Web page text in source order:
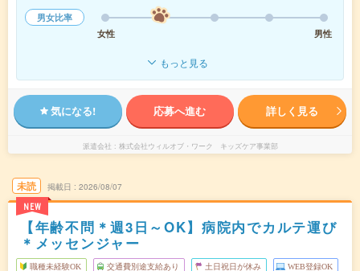
男女比率
女性
男性
もっと見る
気になる! 応募へ進む 詳しく見る
派遣会社 株式会社ウィルオブ・ワーク キッズケア事業部
未読
NEW
掲載日 2026/08/07
【年齢不問＊週3日～OK】病院内でカルテ運び
＊メッセンジャー
職種未経験OK 交通費別途支給あり 土日祝日が休み WEB登録OK